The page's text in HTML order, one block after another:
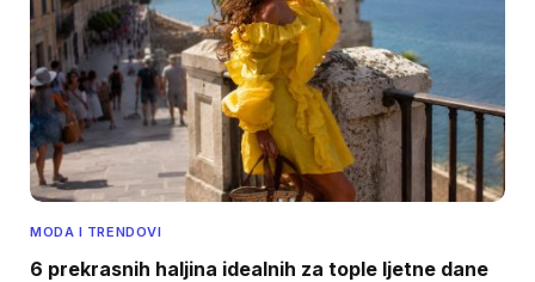
MODA I TRENDOVI
6 prekrasnih haljina idealnih za tople ljetne dane